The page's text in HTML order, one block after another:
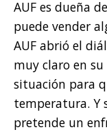
AUF es dueña
puede vender
AUF abrió el
muy claro en
situación para
temperatura. Y
pretende un